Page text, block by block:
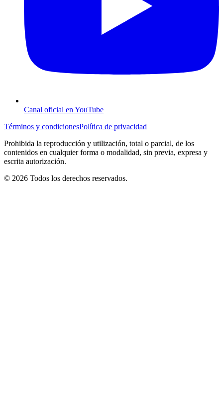
Canal oficial en YouTube
Términos y condicionesPolítica de privacidad
Prohibida la reproducción y utilización, total o parcial, de los
contenidos en cualquier forma o modalidad, sin previa, expresa y
escrita autorización.
© 2026 Todos los derechos reservados.